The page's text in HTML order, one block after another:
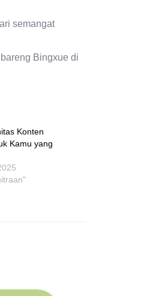
semangat
Bingxue di
Konten
Kamu yang